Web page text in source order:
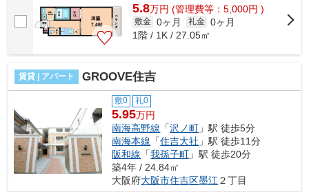
5.8万円 (管理費等：5,000円 )
敷金 0ヶ月 礼金 0ヶ月
1階 / 1K / 27.05㎡
賃貸 | アパート GROOVE住吉
敷0 礼0
5.95万円
南海高野線 「沢ノ町 」駅 徒歩5分
南海本線 「住吉大社 」駅 徒歩11分
阪和線 「我孫子町 」駅 徒歩20分
築4年 / 24.84㎡
大阪府大阪市住吉区墨江 ２丁目